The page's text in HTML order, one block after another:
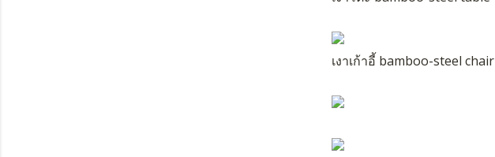
เงาเก้าอี้ bamboo-steel chair